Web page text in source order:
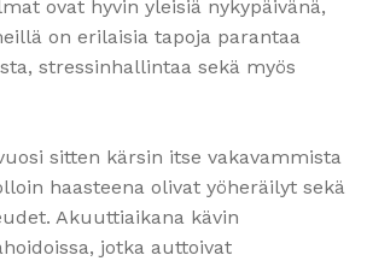
ovat hyvin yleisiä nykypäivänä,
on erilaisia tapoja parantaa
stressinhallintaa sekä myös
sitten kärsin itse vakavammista
haasteena olivat yöheräilyt sekä
Akuuttiaikana kävin
jotka auttoivat